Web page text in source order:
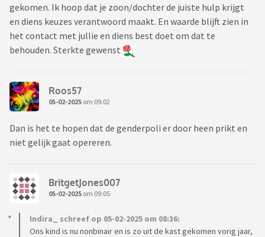
gekomen. Ik hoop dat je zoon/dochter de juiste hulp krijgt
en diens keuzes verantwoord maakt. En waarde blijft zien in
het contact met jullie en diens best doet om dat te
behouden. Sterkte gewenst
Roos57
05-02-2025 om 09:02
Dan is het te hopen dat de genderpoli er door heen prikt en
niet gelijk gaat opereren.
BritgetJones007
05-02-2025 om 09:05
Indira_ schreef op 05-02-2025 om 08:36:
Ons kind is nu nonbinair en is zo uit de kast gekomen vorig jaar,